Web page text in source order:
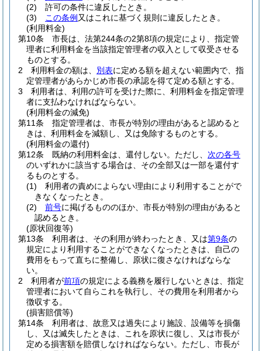
(2)
許可の条件に違反したとき。
(3)
この条例 又はこれに基づく規則に違反したとき。
(利用料金)
第10条
市長は、法第244条の2第8項の規定により、指定管
理者に利用料金を当該指定管理者の収入として収受させる
ものとする。
2
利用料金の額は、 別表に定める額を超えない範囲内で、指
定管理者があらかじめ市長の承認を得て定める額とする。
3
利用者は、利用の許可を受けた際に、利用料金を指定管理
者に支払わなければならない。
(利用料金の減免)
第11条
指定管理者は、市長が特別の理由があると認めると
きは、利用料金を減額し、又は免除するものとする。
(利用料金の還付)
第12条
既納の利用料金は、還付しない。 ただし、 次の各号
のいずれかに該当する場合は、その全部又は一部を還付す
るものとする。
(1)
利用者の責めによらない理由により利用することがで
きなくなったとき。
(2)
前号に掲げるもののほか、市長が特別の理由があると
認めるとき。
(原状回復等)
第13条
利用者は、その利用が終わったとき、又は第9条の
規定により利用することができなくなったときは、自己の
費用をもって直ちに整備し、原状に復さなければならな
い。
2
利用者が前項の規定による義務を履行しないときは、指定
管理者において自らこれを執行し、その費用を利用者から
徴収する。
(損害賠償等)
第14条
利用者は、故意又は過失により施設、設備等を損傷
し、又は滅失したときは、これを原状に復し、又は市長が
定める損害額を賠償しなければならない。 ただし、市長が